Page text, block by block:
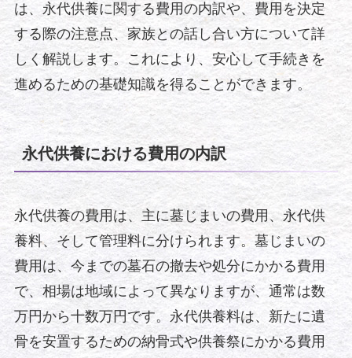
は、永代供養に関する費用の内訳や、費用を決定
する際の注意点、家族との話し合い方について詳
しく解説します。これにより、安心して手続きを
進めるための基礎知識を得ることができます。
永代供養における費用の内訳
永代供養の費用は、主に墓じまいの費用、永代供
養料、そして管理料に分けられます。墓じまいの
費用は、今までの墓石の撤去や処分にかかる費用
で、相場は地域によって異なりますが、通常は数
万円から十数万円です。永代供養料は、新たに遺
骨を安置するための納骨式や供養祭にかかる費用